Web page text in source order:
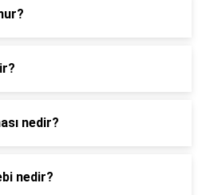
nedir?
nedir?